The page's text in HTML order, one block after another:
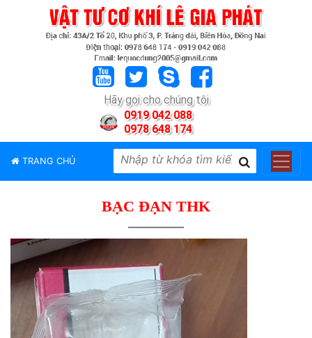
Hãy gọi cho chúng tôi
0919 042 088
0978 648 174
TRANG CHỦ
PHẨM
HIỆU
LIÊN
HỆ
BẠC ĐẠN THK